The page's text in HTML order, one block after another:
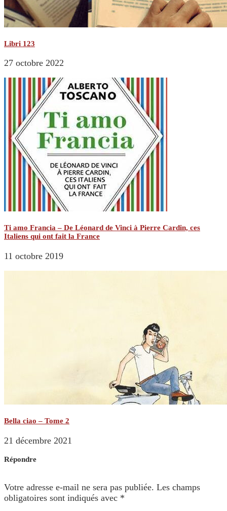
Libri 123
27 octobre 2022
Ti amo Francia – De Léonard de Vinci à Pierre Cardin, ces
Italiens qui ont fait la France
11 octobre 2019
Bella ciao – Tome 2
21 décembre 2021
Répondre
Votre adresse e-mail ne sera pas publiée. Les champs
obligatoires sont indiqués avec *